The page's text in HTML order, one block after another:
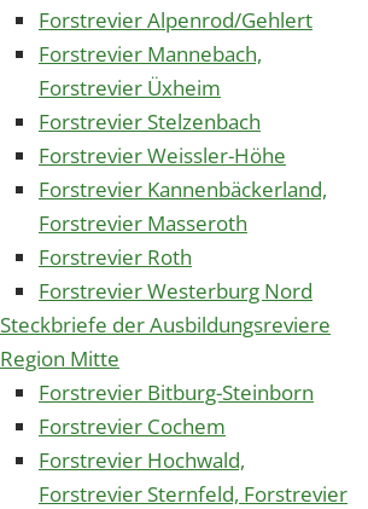
Forstrevier Alpenrod/Gehlert
Forstrevier Mannebach,
Forstrevier Üxheim
Forstrevier Stelzenbach
Forstrevier Weissler-Höhe
Forstrevier Kannenbäckerland,
Forstrevier Masseroth
Forstrevier Roth
Forstrevier Westerburg Nord
Steckbriefe der Ausbildungsreviere
Region Mitte
Forstrevier Bitburg-Steinborn
Forstrevier Cochem
Forstrevier Hochwald,
Forstrevier Sternfeld, Forstrevier